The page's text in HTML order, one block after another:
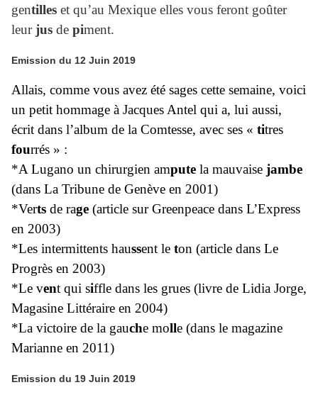
gentilles et qu’au Mexique elles vous feront goûter
leur jus de piment.
Emission du 12 Juin 2019
Allais, comme vous avez été sages cette semaine, voici
un petit hommage à Jacques Antel qui a, lui aussi,
écrit dans l’album de la Comtesse, avec ses « titres
fourrés » :
*A Lugano un chirurgien ampute la mauvaise jambe
(dans La Tribune de Genève en 2001)
*Verts de rage (article sur Greenpeace dans L’Express
en 2003)
*Les intermittents haussent le ton (article dans Le
Progrès en 2003)
*Le vent qui siffle dans les grues (livre de Lidia Jorge,
Magasine Littéraire en 2004)
*La victoire de la gauche molle (dans le magazine
Marianne en 2011)
Emission du 19 Juin 2019